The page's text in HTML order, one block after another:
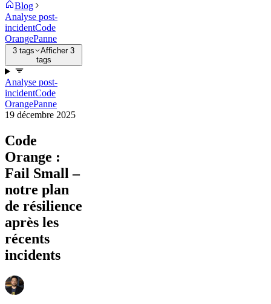
Blog
Analyse post-
incidentCode
OrangePanne
3 tags
Afficher 3
tags
Analyse post-
incidentCode
OrangePanne
19 décembre 2025
Code
Orange :
Fail Small –
notre plan
de résilience
après les
récents
incidents